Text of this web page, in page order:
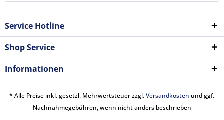
Service Hotline
Shop Service
Informationen
* Alle Preise inkl. gesetzl. Mehrwertsteuer zzgl.Versandkosten und ggf.
Nachnahmegebühren, wenn nicht anders beschrieben